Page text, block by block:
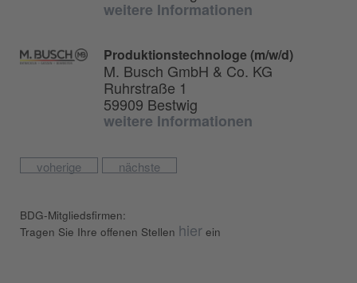
weitere Informationen
Produktionstechnologe (m/w/d)
M. Busch GmbH & Co. KG
Ruhrstraße 1
59909 Bestwig
weitere Informationen
voherige nächste
BDG-Mitgliedsfirmen:
Tragen Sie Ihre offenen Stellen hier ein